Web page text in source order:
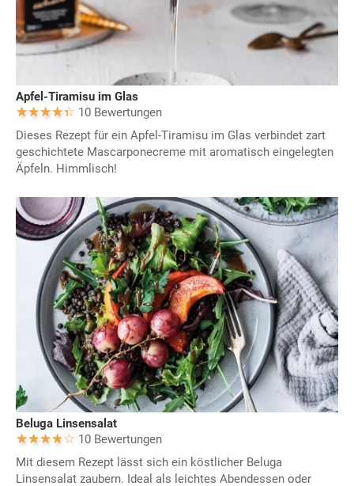
Apfel-Tiramisu im Glas
10 Bewertungen
Dieses Rezept für ein Apfel-Tiramisu im Glas verbindet zart
geschichtete Mascarponecreme mit aromatisch eingelegten
Äpfeln. Himmlisch!
Beluga Linsensalat
10 Bewertungen
Mit diesem Rezept lässt sich ein köstlicher Beluga
Linsensalat zaubern. Ideal als leichtes Abendessen oder